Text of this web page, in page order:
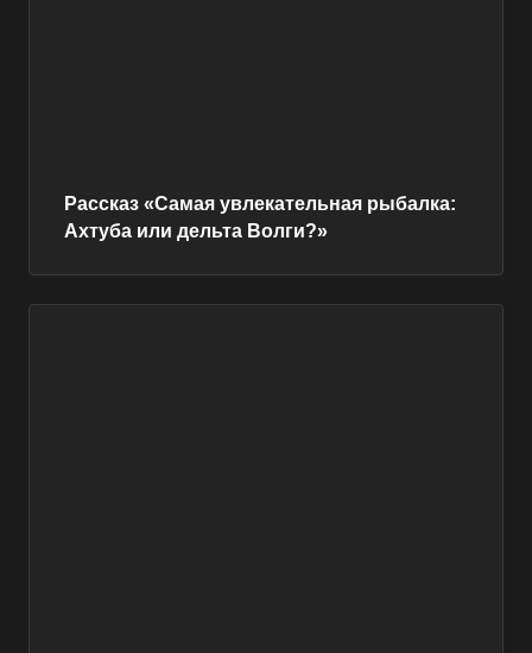
Рассказ «Самая увлекательная рыбалка:
Ахтуба или дельта Волги?»